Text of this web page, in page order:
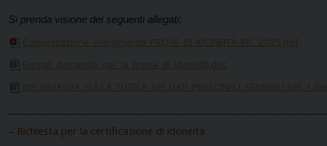
Si prenda visione dei seguenti allegati:
Comunicazione_svolgimento_PROVE_DI_IDONEITÀ_IRC_2025.pdf
Format_domanda_per_la_prova_di_Idoneità.doc
INFORMATIVA_SULLA_TUTELA_DEI_DATI_PERSONALI_SENSIBILI_IdR_1.doc
– Richiesta per la certificazione di idoneità